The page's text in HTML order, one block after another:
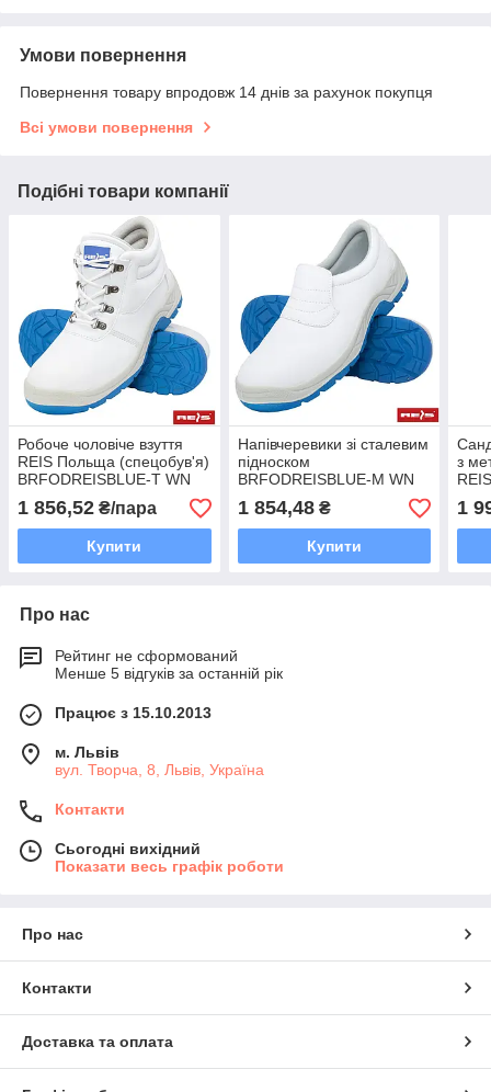
Умови повернення
Повернення товару впродовж 14 днів за рахунок покупця
Всі умови повернення
Подібні товари компанії
Робоче чоловіче взуття
REIS Польща (спецобув'я)
BRFODREISBLUE-T WN
1 856,52 ₴/пара
Купити
Напівчеревики зі сталевим
підноском
BRFODREISBLUE-M WN
1 854,48₴
Купити
з
BSY
1
Про нас
Рейтинг не сформований
Менше 5 відгуків за останній рік
Працює з 15.10.2013
м. Львів
вул. Творча, 8, Львів, Україна
Контакти
Сьогодні вихідний
Показати весь графік роботи
Про нас
Контакти
Доставка та оплата